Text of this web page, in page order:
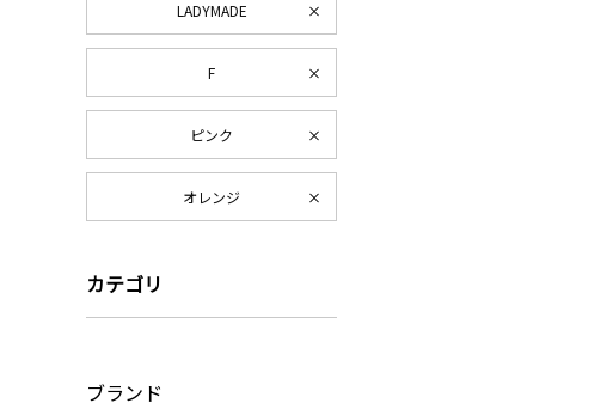
LADYMADE
F
ピンク
オレンジ
カテゴリ
ブランド